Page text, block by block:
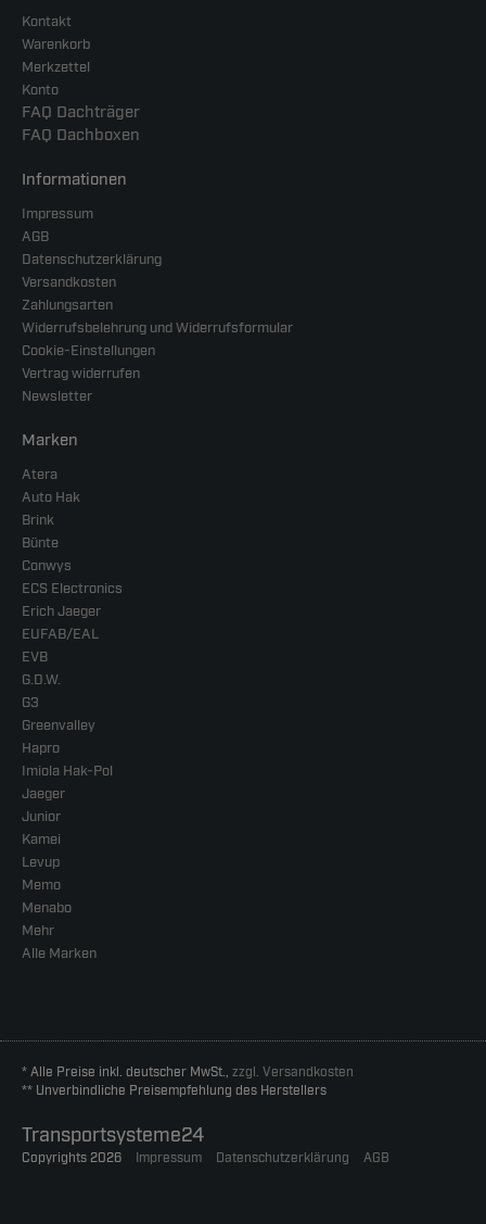
Kontakt
Warenkorb
Merkzettel
Konto
FAQ Dachträger
FAQ Dachboxen
Informationen
Impressum
AGB
Datenschutzerklärung
Versandkosten
Zahlungsarten
Widerrufsbelehrung und Widerrufsformular
Cookie-Einstellungen
Vertrag widerrufen
Newsletter
Marken
Atera
Auto Hak
Brink
Bünte
Conwys
ECS Electronics
Erich Jaeger
EUFAB/EAL
EVB
G.D.W.
G3
Greenvalley
Hapro
Imiola Hak-Pol
Jaeger
Junior
Kamei
Levup
Memo
Menabo
Mehr
Alle Marken
* Alle Preise inkl. deutscher MwSt., zzgl. Versandkosten
** Unverbindliche Preisempfehlung des Herstellers
Transportsysteme24
Copyrights 2026 Impressum Datenschutzerklärung AGB